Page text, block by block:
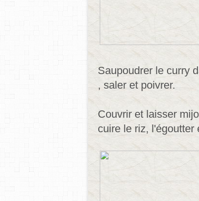
Saupoudrer le curry
, saler et poivrer.
Couvrir et laisser
cuire le riz, l'égoutter